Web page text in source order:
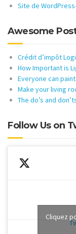
Site de
Awesome
Crédit d’impôt
How Important is
Everyone can
Make your living
The do’s and
Follow Us on
Cliquez